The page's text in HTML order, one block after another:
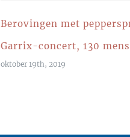
Berovingen met
Garrix-concert, 130
oktober 19th, 2019